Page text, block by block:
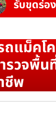
รับขุดร่อ
ถแม็คโ
รวจพื้น
ชีพ